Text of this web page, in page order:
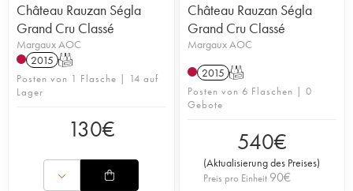
Château Rauzan Ségla
Grand Cru Classé
Margaux AOC
2015 T
Posten von 1 Flasche | 14 auf
Lager
130€
Château Rauzan Ségla
Grand Cru Classé
Margaux AOC
2015 T
Posten von 6 Flaschen | 0
Gebote
540€
(Aktualisierung des Preises)
Preis pro Einheit 90€